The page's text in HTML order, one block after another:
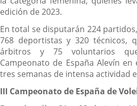
edición de 2023.
En total se disputarán 224
768 deportistas y 320 técnicos,
árbitros y 75 voluntarios
Campeonato de España Alevín
tres semanas de intensa actividad
III Campeonato de España de